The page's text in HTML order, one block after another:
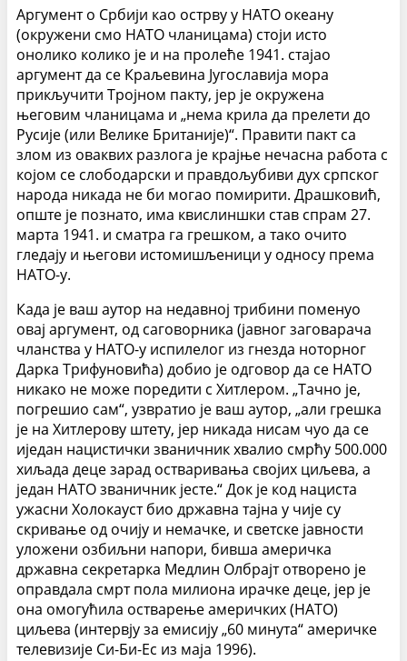
Аргумент о Србији као острву у НАТО океану
(окружени смо НАТО чланицама) стоји исто
онолико колико је и на пролеће 1941. стајао
аргумент да се Краљевина Југославија мора
прикључити Тројном пакту, јер је окружена
његовим чланицама и „нема крила да прелети до
Русије (или Велике Британије)“. Правити пакт са
злом из оваквих разлога је крајње нечасна работа с
којом се слободарски и правдољубиви дух српског
народа никада не би могао помирити. Драшковић,
опште је познато, има квислиншки став спрам 27.
марта 1941. и сматра га грешком, а тако очито
гледају и његови истомишљеници у односу према
НАТО-у.
Када је ваш аутор на недавној трибини поменуо
овај аргумент, од саговорника (јавног заговарача
чланства у НАТО-у испилелог из гнезда ноторног
Дарка Трифуновића) добио је одговор да се НАТО
никако не може поредити с Хитлером. „Тачно је,
погрешио сам“, узвратио је ваш аутор, „али грешка
је на Хитлерову штету, јер никада нисам чуо да се
иједан нацистички званичник хвалио смрћу 500.000
хиљада деце зарад остваривања својих циљева, а
један НАТО званичник јесте.“ Док је код нациста
ужасни Холокауст био државна тајна у чије су
скривање од очију и немачке, и светске јавности
уложени озбиљни напори, бивша америчка
државна секретарка Медлин Олбрајт отворено је
оправдала смрт пола милиона ирачке деце, јер је
она омогућила остварење америчких (НАТО)
циљева (интервју за емисију „60 минута“ америчке
телевизије Си-Би-Ес из маја 1996).